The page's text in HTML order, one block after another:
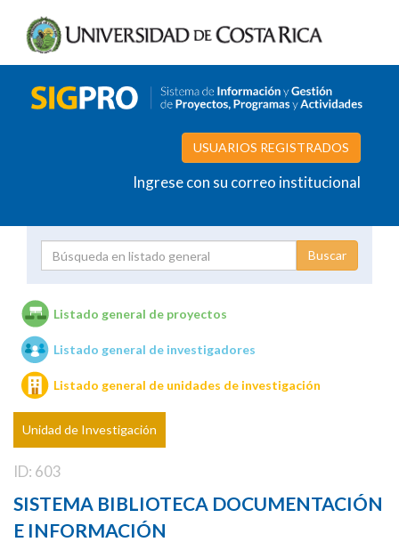
USUARIOS REGISTRADOS
Ingrese con su correo institucional
Unidades de investigación
Listado general de proyectos
Listado general de investigadores
Listado general de unidades de investigación
Unidad de Investigación
ID: 603
SISTEMA BIBLIOTECA DOCUMENTACIÓN
E INFORMACIÓN